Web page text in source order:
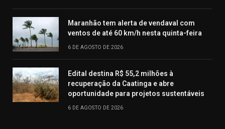
Maranhão tem alerta de vendaval com
ventos de até 60 km/h nesta quinta-feira
6 DE AGOSTO DE 2026
Edital destina R$ 55,2 milhões à
recuperação da Caatinga e abre
oportunidade para projetos sustentáveis
6 DE AGOSTO DE 2026